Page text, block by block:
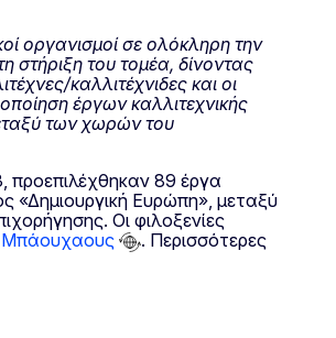
οργανισμοί σε ολόκληρη την
στήριξη του τομέα, δίνοντας
καλλιτέχνιδες και οι
έργων καλλιτεχνικής
των χωρών του
προεπιλέχθηκαν 89 έργα
«Δημιουργική Ευρώπη», μεταξύ
Οι φιλοξενίες
Μπάουχαους
. Περισσότερες